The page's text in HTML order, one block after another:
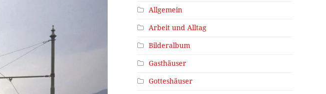
Allgemein
Arbeit und Alltag
Bilderalbum
Gasthäuser
Gotteshäuser